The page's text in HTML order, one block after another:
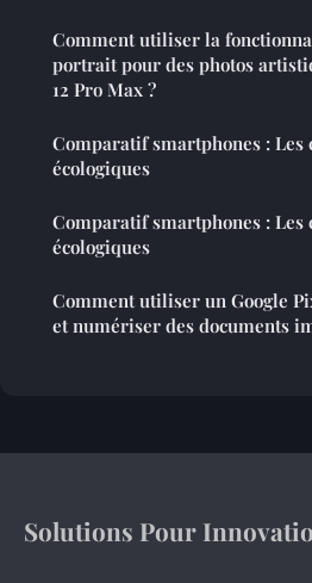
Comment utiliser la
portrait pour des photos
12 Pro Max ?
Comparatif smartphones : Les
écologiques
Comparatif smartphones : Les
écologiques
Comment utiliser un Google
et numériser des documents
Solutions Pour